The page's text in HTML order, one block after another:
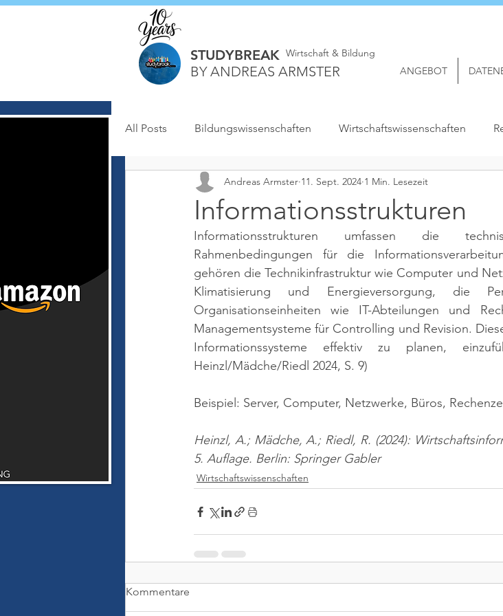
STUDYBREAK
BY ANDREAS ARMSTER
Wirtschaft & Bildung
ANGEBOT
All Posts Bildungswissenschaften Wirtschaftswissenschaften
Informationsstrukturen
Andreas Armster 11. Sept. 2024 1 Min. Lesezeit
Informationsstrukturen umfassen die
Rahmenbedingungen für die
gehören die Technikinfrastruktur wie Computer und
Klimatisierung und Energieversorgung, die
Organisationseinheiten wie IT-Abteilungen und
Managementsysteme für Controlling und Revision.
Informationssysteme effektiv zu planen,
Heinzl/Mädche/Riedl 2024, S. 9)
Beispiel: Server, Computer, Netzwerke, Büros,
Heinzl, A.; Mädche, A.; Riedl, R. (2024):
5. Auflage. Berlin: Springer Gabler
Wirtschaftswissenschaften
Kommentare